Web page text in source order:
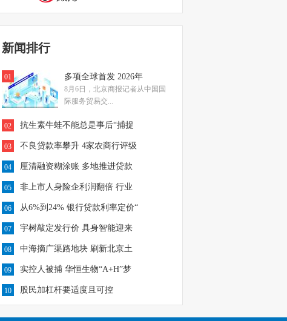
新闻排行
01 多项全球首发 2026年
8月6日，北京商报记者从中国国
际服务贸易交...
02 抗生素牛蛙不能总是事后“捕捉
03 不良贷款率攀升 4家农商行评级
04 厘清融资糊涂账 多地推进贷款
05 非上市人身险企利润翻倍 行业
06 从6%到24% 银行贷款利率定价“
07 宇树敲定发行价 具身智能迎来
08 中海摘广渠路地块 刷新北京土
09 实控人被捕 华恒生物“A+H”梦
10 股民加杠杆要适度且可控